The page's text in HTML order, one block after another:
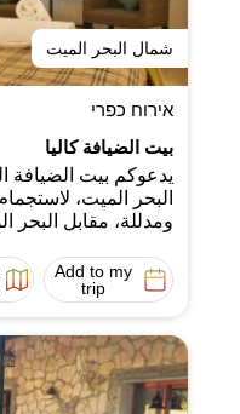
شمال البحر الميت
אירוח כפרי
بيت الضيافة كاليا
يدعوكم بيت الضيافة
البحر الميت،
ومدللة، مقابل البحر
Add to my
trip